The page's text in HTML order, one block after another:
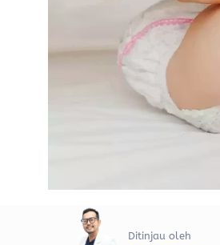
Ditinjau oleh